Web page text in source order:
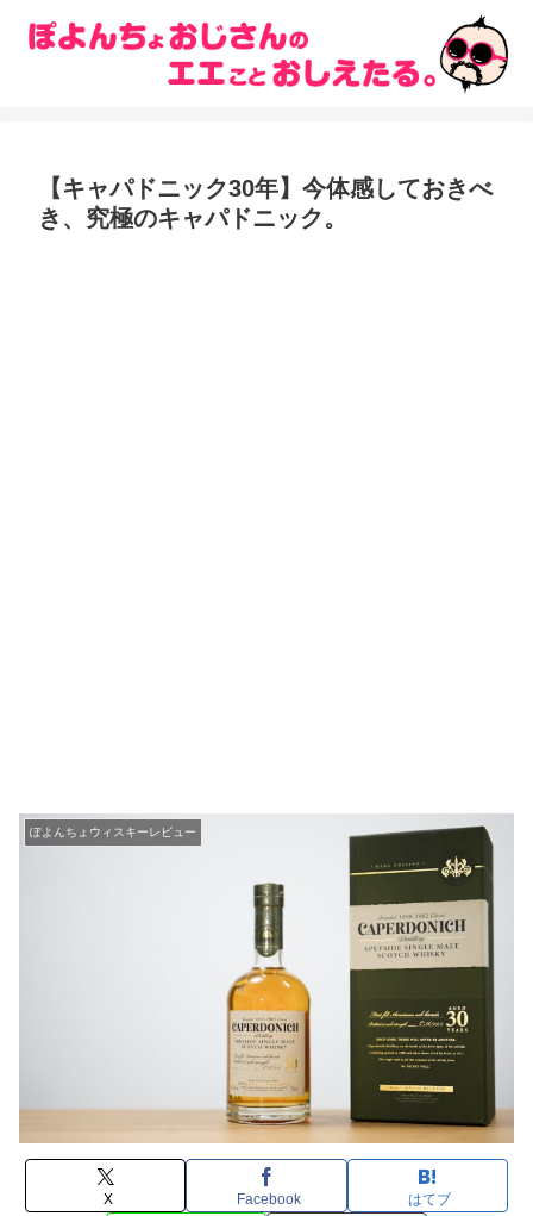
【キャパドニック30年】今体感しておきべ
き、究極のキャパドニック。
ぽよんちょウィスキーレビュー
X Facebook はてブ